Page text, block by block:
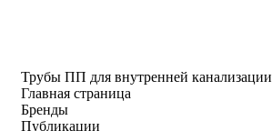
Трубы ПП для внутренней канализации
Главная страница
Бренды
Публикации